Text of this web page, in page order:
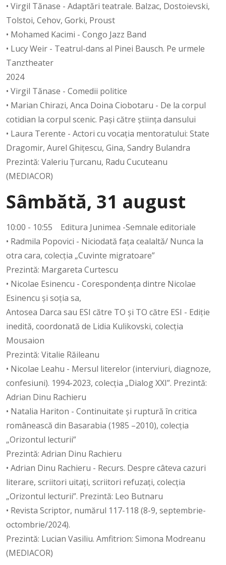
• Virgil Tănase - Adaptări teatrale. Balzac, Dostoievski,
Tolstoi, Cehov, Gorki, Proust
• Mohamed Kacimi - Congo Jazz Band
• Lucy Weir - Teatrul-dans al Pinei Bausch. Pe urmele
Tanztheater
2024
• Virgil Tănase - Comedii politice
• Marian Chirazi, Anca Doina Ciobotaru - De la corpul
cotidian la corpul scenic. Paşi către ştiinţa dansului
• Laura Terente - Actori cu vocaţia mentoratului: State
Dragomir, Aurel Ghiţescu, Gina, Sandry Bulandra
Prezintă: Valeriu Țurcanu, Radu Cucuteanu
(MEDIACOR)
Sâmbătă, 31 august
10:00 - 10:55 Editura Junimea -Semnale editoriale
• Radmila Popovici - Niciodată fața cealaltă/ Nunca la
otra cara, colecția „Cuvinte migratoare”
Prezintă: Margareta Curtescu
• Nicolae Esinencu - Corespondența dintre Nicolae
Esinencu și soția sa,
Antosea Darca sau ESI către TO și TO către ESI - Ediție
inedită, coordonată de Lidia Kulikovski, colecția
Mousaion
Prezintă: Vitalie Răileanu
• Nicolae Leahu - Mersul literelor (interviuri, diagnoze,
confesiuni). 1994-2023, colecția „Dialog XXI”. Prezintă:
Adrian Dinu Rachieru
• Natalia Hariton - Continuitate și ruptură în critica
românească din Basarabia (1985 –2010), colecția
„Orizontul lecturii”
Prezintă: Adrian Dinu Rachieru
• Adrian Dinu Rachieru - Recurs. Despre câteva cazuri
literare, scriitori uitați, scriitori refuzați, colecția
„Orizontul lecturii”. Prezintă: Leo Butnaru
• Revista Scriptor, numărul 117-118 (8-9, septembrie-
octombrie/2024).
Prezintă: Lucian Vasiliu. Amfitrion: Simona Modreanu
(MEDIACOR)